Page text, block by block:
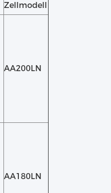
Zellmodell
AA200LN
AA180LN